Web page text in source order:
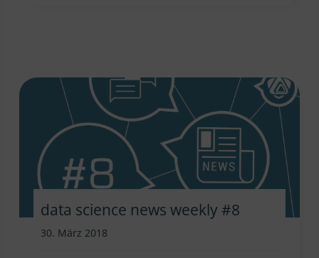
data science news weekly #8
30. März 2018